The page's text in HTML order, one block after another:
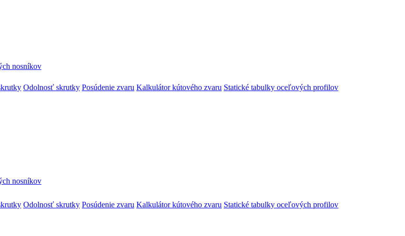
nosníkov
Odolnosť skrutky Posúdenie zvaru Kalkulátor kútového zvaru Statické tabulky oceľových profilov
nosníkov
Odolnosť skrutky Posúdenie zvaru Kalkulátor kútového zvaru Statické tabulky oceľových profilov